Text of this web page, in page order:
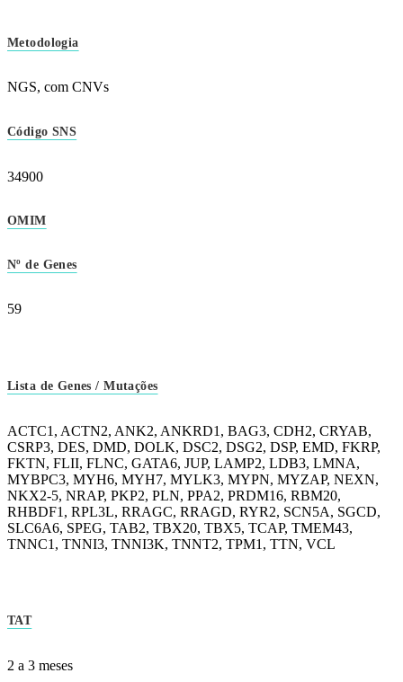
Metodologia
NGS, com CNVs
Código SNS
34900
OMIM
Nº de Genes
59
Lista de Genes / Mutações
ACTC1, ACTN2, ANK2, ANKRD1, BAG3, CDH2, CRYAB,
CSRP3, DES, DMD, DOLK, DSC2, DSG2, DSP, EMD, FKRP,
FKTN, FLII, FLNC, GATA6, JUP, LAMP2, LDB3, LMNA,
MYBPC3, MYH6, MYH7, MYLK3, MYPN, MYZAP, NEXN,
NKX2-5, NRAP, PKP2, PLN, PPA2, PRDM16, RBM20,
RHBDF1, RPL3L, RRAGC, RRAGD, RYR2, SCN5A, SGCD,
SLC6A6, SPEG, TAB2, TBX20, TBX5, TCAP, TMEM43,
TNNC1, TNNI3, TNNI3K, TNNT2, TPM1, TTN, VCL
TAT
2 a 3 meses